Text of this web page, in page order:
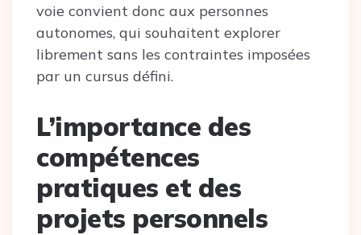
voie convient donc aux personnes
autonomes, qui souhaitent explorer
librement sans les contraintes imposées
par un cursus défini.
L’importance des
compétences
pratiques et des
projets personnels